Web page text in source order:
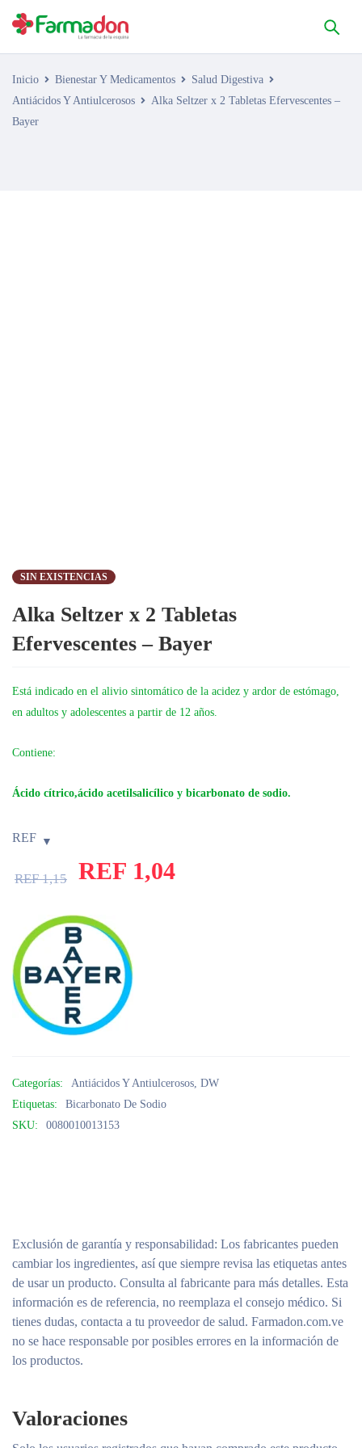
Inicio Bienestar Y Medicamentos
Salud Digestiva
Antiácidos Y Antiulcerosos
Alka Seltzer x 2 Tabletas Efervescentes –
Bayer
SIN EXISTENCIAS
Alka Seltzer x 2 Tabletas
Efervescentes – Bayer
Está indicado en el alivio sintomático de la acidez y ardor de estómago,
en adultos y adolescentes a partir de 12 años.
Contiene:
Ácido cítrico,ácido acetilsalicílico y bicarbonato de sodio.
REF
REF1,15 REF 1,04
Categorías: Antiácidos Y Antiulcerosos, DW
Etiquetas:
Bicarbonato De Sodio
SKU:
0080010013153
Exclusión de garantía y responsabilidad: Los fabricantes pueden
cambiar los ingredientes, así que siempre revisa las etiquetas antes
de usar un producto. Consulta al fabricante para más detalles. Esta
información es de referencia, no reemplaza el consejo médico. Si
tienes dudas, contacta a tu proveedor de salud. Farmadon.com.ve
no se hace responsable por posibles errores en la información de
los productos.
Valoraciones